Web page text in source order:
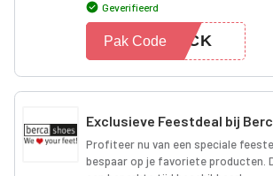
Geverifieerd
BACK
Pak Code
Exclusieve Feestdeal bij
Profiteer nu van een speciale
bespaar op je favoriete producten.